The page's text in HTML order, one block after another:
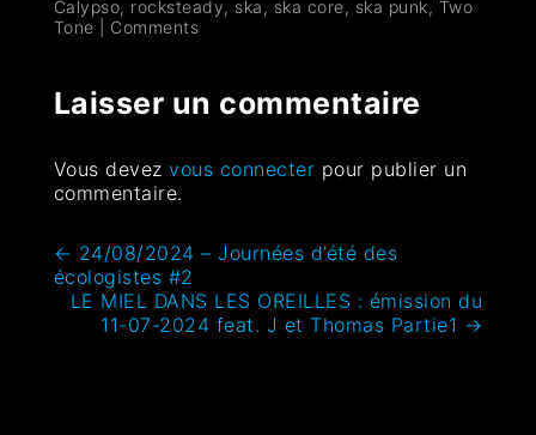
Calypso, rocksteady, ska , ska core, ska punk, Two
Tone
Comments
Laisser un commentaire
Vous devezvous connecter pour publier un
commentaire.
← 24/08/2024 – Journées d’été des
écologistes #2
LE MIEL DANS LES OREILLES : émission du
11-07-2024 feat. J et Thomas Partie1 →